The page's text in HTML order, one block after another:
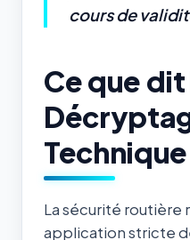
cours de
Ce que dit
La sécurité routière
application stricte